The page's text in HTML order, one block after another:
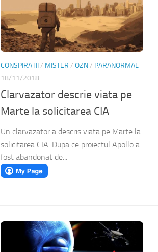
CONSPIRATII/ MISTER / OZN/ PARANORMAL
18/11/2018
Clarvazator descrie viata pe
Marte la solicitarea CIA
Un clarvazator a descris viata pe Marte la
solicitarea CIA. Dupa ce proiectul Apollo a
fost abandonat de...